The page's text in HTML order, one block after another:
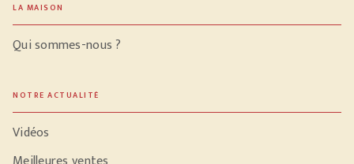
LA MAISON
Qui sommes-nous ?
NOTRE ACTUALITÉ
Vidéos